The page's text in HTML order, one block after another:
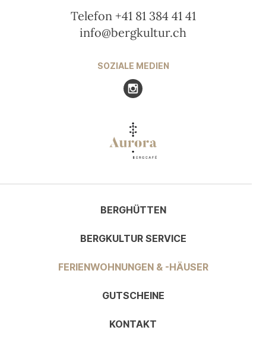
Telefon +41 81 384 41 41
info@bergkultur.ch
SOZIALE MEDIEN
Besuchen Sie uns auf
BERGHÜTTEN
BERGKULTUR SERVICE
FERIENWOHNUNGEN & -HÄUSER
GUTSCHEINE
KONTAKT